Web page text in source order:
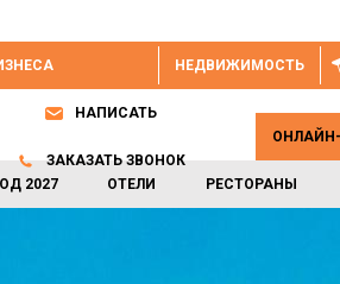
НЕДВИЖИМОСТЬ
2027 ОТЕЛИ РЕСТОРАНЫ
НАПИСАТЬ
ЗАКАЗАТЬ ЗВОНОК